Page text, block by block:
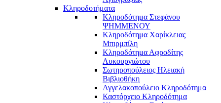
Κληροδοτήματα
Κληροδότημα Στεφάνου
ΨΗΜΜΕΝΟΥ
Κληροδότημα Χαρίκλειας
Μπιρμπίλη
Κληροδότημα Αφροδίτης
Λυκουργιώτου
Σωτηροπούλειος Ηλειακή
Βιβλιοθήκη
Αγγελακοπούλειο Κληροδότημα
Καστόρχειο Κληροδότημα